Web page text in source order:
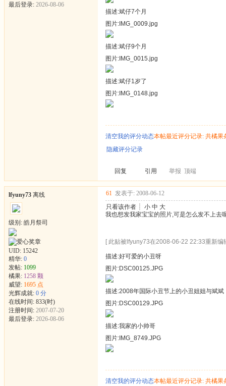
最后登录: 2026-08-06
描述:斌仔7个月
图片:IMG_0009.jpg
描述:斌仔9个月
图片:IMG_0015.jpg
描述:斌仔1岁了
图片:IMG_0148.jpg
清空我的评分动态本帖最近评分记录: 共橘果
隐藏评分记录
回复 引用 举报 顶端
lfyuny73 离线
级别: 皓月祭司
UID: 15242
精华: 0
发帖: 1099
橘果: 1258 颗
威望: 1695 点
光辉成就: 0 分
在线时间: 833(时)
注册时间: 2007-07-20
最后登录: 2026-08-06
61 发表于: 2008-06-12
只看该作者 ┊ 小 中 大
我也想发我家宝宝的照片,可是怎么发不上去
[ 此贴被lfyuny73在2008-06-22 22:33重新编
描述:好可爱的小丑呀
图片:DSC00125.JPG
描述:2008年国际小丑节上的小丑姐姐与斌斌
图片:DSC00129.JPG
描述:我家的小帅哥
图片:IMG_8749.JPG
清空我的评分动态本帖最近评分记录: 共橘果